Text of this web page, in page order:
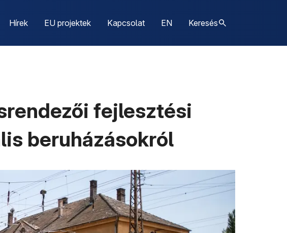
Hírek EU projektek Kapcsolat EN Keresés
fejlesztési
beruházásokról